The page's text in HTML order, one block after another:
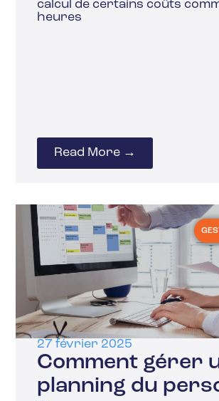
calcul de certains coûts
heures
Read More →
27 février 2025
Comment gérer
planning du